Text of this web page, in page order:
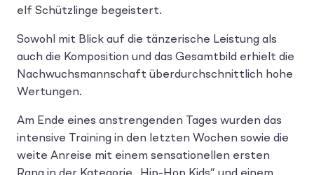
elf Schützlinge begeistert.
Sowohl mit Blick auf die tänzerische Leistung als
auch die Komposition und das Gesamtbild erhielt die
Nachwuchsmannschaft überdurchschnittlich hohe
Wertungen.
Am Ende eines anstrengenden Tages wurden das
intensive Training in den letzten Wochen sowie die
weite Anreise mit einem sensationellen ersten